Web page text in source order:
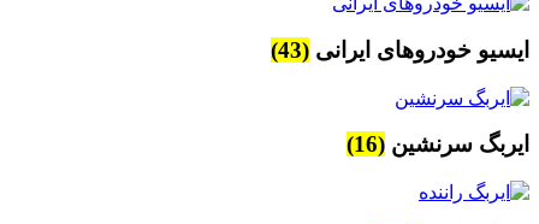
ایسیو خودروهای ایرانی (43)
ایربگ سرنشین (16)